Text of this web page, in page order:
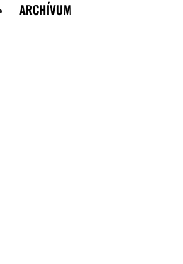
ARCHÍVUM